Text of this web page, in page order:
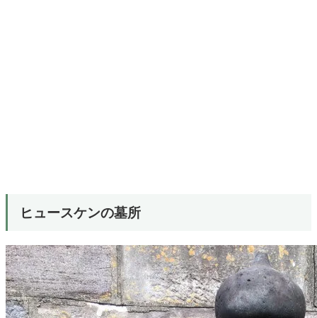
ヒュースケンの墓所